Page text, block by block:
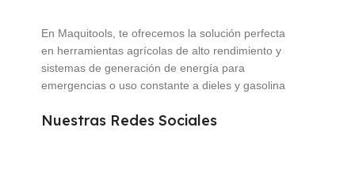
En Maquitools, te ofrecemos la solución perfecta
en herramientas agrícolas de alto rendimiento y
sistemas de generación de energía para
emergencias o uso constante a dieles y gasolina
Nuestras Redes Sociales